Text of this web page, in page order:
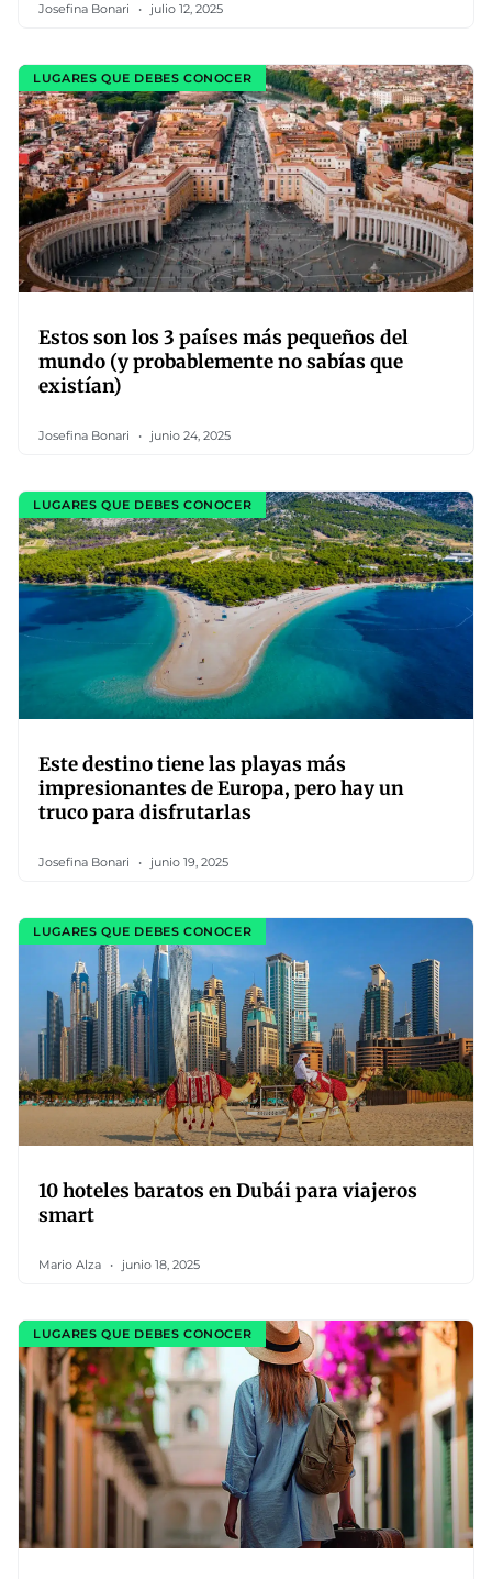
Josefina Bonari julio 12, 2025
LUGARES QUE DEBES CONOCER
Estos son los 3 países más pequeños del
mundo (y probablemente no sabías que
existían)
Josefina Bonari junio 24, 2025
LUGARES QUE DEBES CONOCER
Este destino tiene las playas más
impresionantes de Europa, pero hay un
truco para disfrutarlas
Josefina Bonari junio 19, 2025
LUGARES QUE DEBES CONOCER
10 hoteles baratos en Dubái para viajeros
smart
Mario Alza junio 18, 2025
LUGARES QUE DEBES CONOCER